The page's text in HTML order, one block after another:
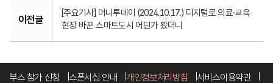
이전글
[주요기사] 머니투데이 (2024.10.17.) 디지털로 의료·교육
현장 바꾼 스마트도시 어딘가 봤더니
부스 참가 신청 스폰서십 안내 개인정보처리방침
서비스이용약관